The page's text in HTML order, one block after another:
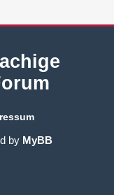
by MyBB